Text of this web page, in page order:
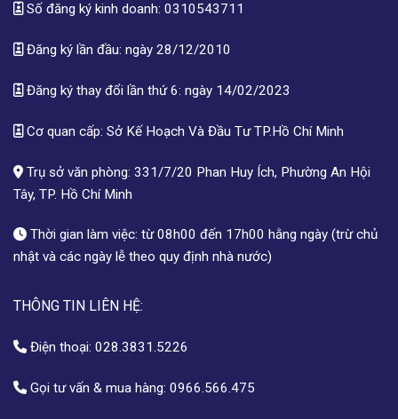
Số đăng ký kinh doanh: 0310543711
Đăng ký lần đầu: ngày 28/12/2010
Đăng ký thay đổi lần thứ 6: ngày 14/02/2023
Cơ quan cấp: Sở Kế Hoạch Và Đầu Tư TP.Hồ Chí Minh
Trụ sở văn phòng: 331/7/20 Phan Huy Ích, Phường An Hội
Tây, TP. Hồ Chí Minh
Thời gian làm việc: từ 08h00 đến 17h00 hằng ngày (trừ chủ
nhật và các ngày lễ theo quy định nhà nước)
THÔNG TIN LIÊN HỆ:
Điện thoại: 028.3831.5226
Gọi tư vấn & mua hàng: 0966.566.475